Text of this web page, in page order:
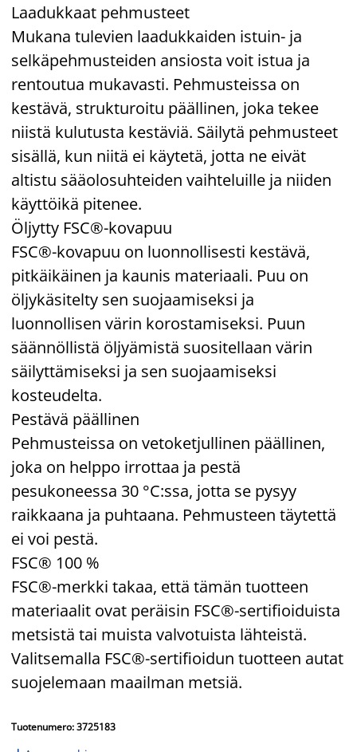
Laadukkaat pehmusteet
Mukana tulevien laadukkaiden istuin- ja
selkäpehmusteiden ansiosta voit istua ja
rentoutua mukavasti. Pehmusteissa on
kestävä, strukturoitu päällinen, joka tekee
niistä kulutusta kestäviä. Säilytä pehmusteet
sisällä, kun niitä ei käytetä, jotta ne eivät
altistu sääolosuhteiden vaihteluille ja niiden
käyttöikä pitenee.
Öljytty FSC®-kovapuu
FSC®-kovapuu on luonnollisesti kestävä,
pitkäikäinen ja kaunis materiaali. Puu on
öljykäsitelty sen suojaamiseksi ja
luonnollisen värin korostamiseksi. Puun
säännöllistä öljyämistä suositellaan värin
säilyttämiseksi ja sen suojaamiseksi
kosteudelta.
Pestävä päällinen
Pehmusteissa on vetoketjullinen päällinen,
joka on helppo irrottaa ja pestä
pesukoneessa 30 °C:ssa, jotta se pysyy
raikkaana ja puhtaana. Pehmusteen täytettä
ei voi pestä.
FSC® 100 %
FSC®-merkki takaa, että tämän tuotteen
materiaalit ovat peräisin FSC®-sertifioiduista
metsistä tai muista valvotuista lähteistä.
Valitsemalla FSC®-sertifioidun tuotteen autat
suojelemaan maailman metsiä.
Tuotenumero: 3725183